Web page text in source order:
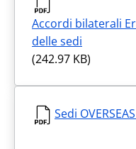
Accordi bilaterali
delle sedi
(242.97 KB)
Sedi